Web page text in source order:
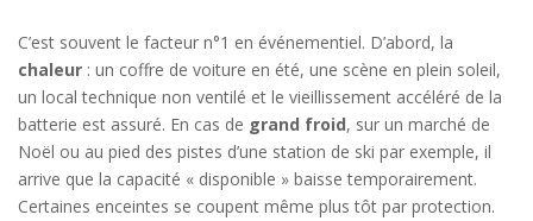
C’est souvent le facteur n°1 en événementiel. D’abord, la
chaleur : un coffre de voiture en été, une scène en plein soleil,
un local technique non ventilé et le vieillissement accéléré de la
batterie est assuré. En cas de grand froid, sur un marché de
Noël ou au pied des pistes d’une station de ski par exemple, il
arrive que la capacité « disponible » baisse temporairement.
Certaines enceintes se coupent même plus tôt par protection.